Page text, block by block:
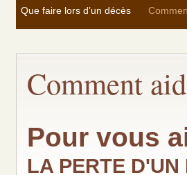
Que faire lors d’un décès
Comment
Pour vous
LA PERTE D'UN